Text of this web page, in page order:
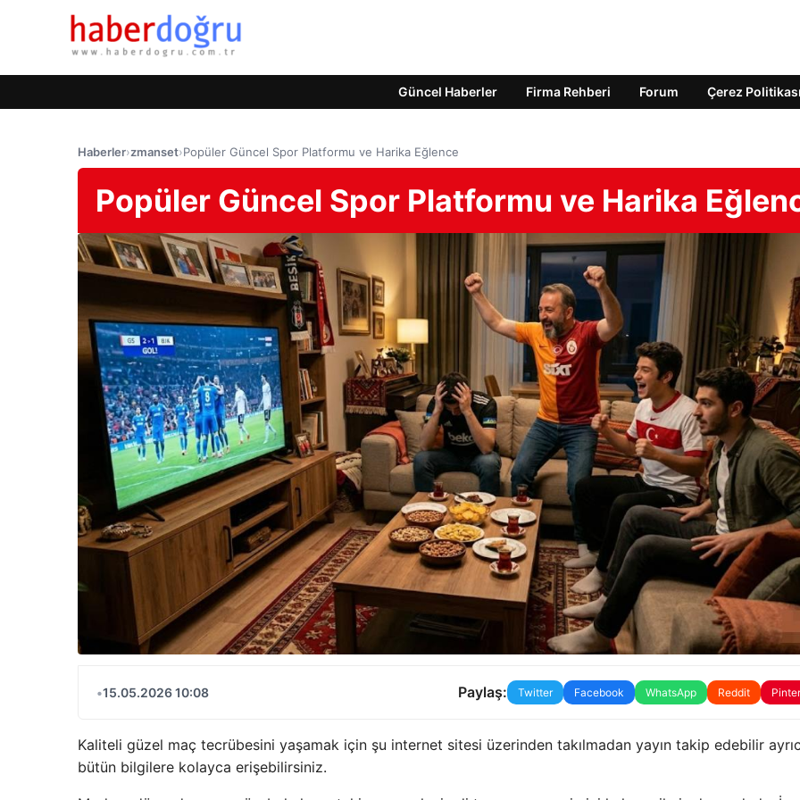
Güncel Haberler Firma Rehberi Forum Çerez Politikası
Haberler›zmanset›Popüler Güncel Spor Platformu ve Harika Eğlence
Popüler Güncel Spor Platformu ve Harika
•15.05.2026 10:08 Paylaş: Twitter Facebook WhatsApp Reddit
Kaliteli güzel maç tecrübesini yaşamak için şu internet sitesi üzerinden takılmadan yayın takip edebilir
bütün bilgilere kolayca erişebilirsiniz.